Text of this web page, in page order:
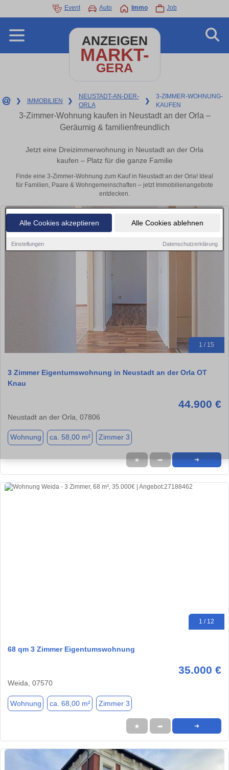
Alle Cookies akzeptieren Alle Cookies ablehnen
Einstellungen Datenschutzerklärung
Event Auto Immo Job
ANZEIGEN
MARKT-
GERA
❯ IMMOBILIEN ❯
NEUSTADT-AN-DER-
ORLA
❯
3-ZIMMER-WOHNUNG-
KAUFEN
3-Zimmer-Wohnung kaufen in Neustadt an der Orla –
Geräumig & familienfreundlich
Jetzt eine Dreizimmerwohnung in Neustadt an der Orla
kaufen – Platz für die ganze Familie
Finde eine 3-Zimmer-Wohnung zum Kauf in Neustadt an der Orla! Ideal
für Familien, Paare & Wohngemeinschaften – jetzt Immobilienangebote
entdecken.
1 / 15
3 Zimmer Eigentumswohnung in Neustadt an der Orla OT
Knau
44.900 €
Neustadt an der Orla, 07806
Wohnung ca. 58,00 m² Zimmer 3
★ ➦ ➜
1 / 12
68 qm 3 Zimmer Eigentumswohnung
35.000 €
Weida, 07570
Wohnung ca. 68,00 m² Zimmer 3
★ ➦ ➜